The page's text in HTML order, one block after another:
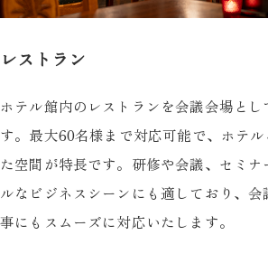
レストラン
ホテル館内のレストランを会議会場とし
す。最大60名様まで対応可能で、ホテ
た空間が特長です。研修や会議、セミ
ルなビジネスシーンにも適しており、
事にもスムーズに対応いたします。